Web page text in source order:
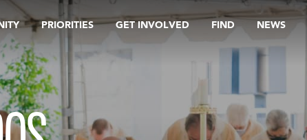
PRIORITIES GET INVOLVED FIND NEWS